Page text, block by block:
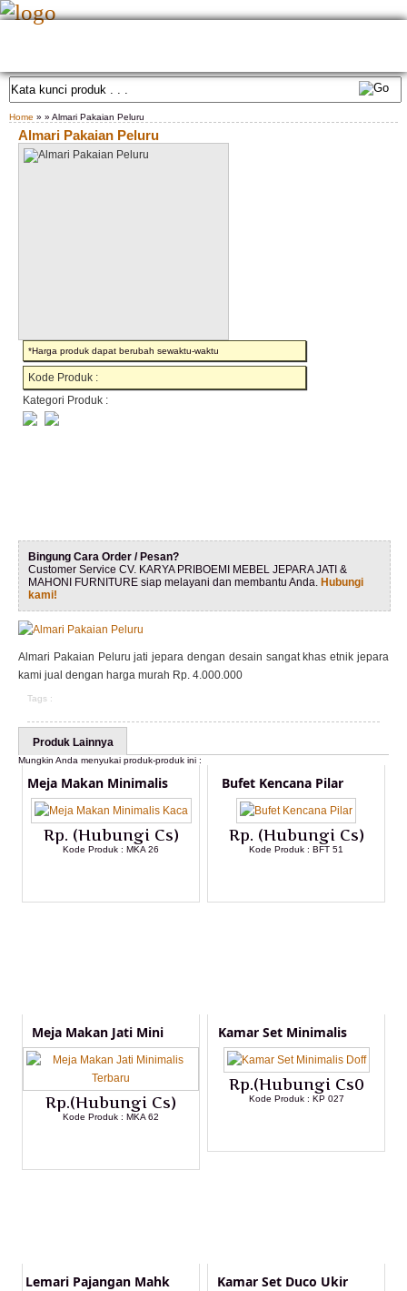
Home » » Almari Pakaian Peluru
Almari Pakaian Peluru
*Harga produk dapat berubah sewaktu-waktu
Kode Produk :
Kategori Produk :
Bingung Cara Order / Pesan?
Customer Service CV. KARYA PRIBOEMI MEBEL JEPARA JATI &
MAHONI FURNITURE siap melayani dan membantu Anda. Hubungi
kami!
Almari Pakaian Peluru jati jepara dengan desain sangat khas etnik jepara
kami jual dengan harga murah Rp. 4.000.000
Tags :
Produk Lainnya
Mungkin Anda menyukai produk-produk ini :
Meja Makan Minimalis
Rp. (Hubungi Cs)
Kode Produk : MKA 26
Bufet Kencana Pilar
Rp. (Hubungi Cs)
Kode Produk : BFT 51
Meja Makan Jati Mini
Rp.(Hubungi Cs)
Kode Produk : MKA 62
Kamar Set Minimalis
Rp.(Hubungi Cs0
Kode Produk : KP 027
Lemari Pajangan Mahk Kamar Set Duco Ukir